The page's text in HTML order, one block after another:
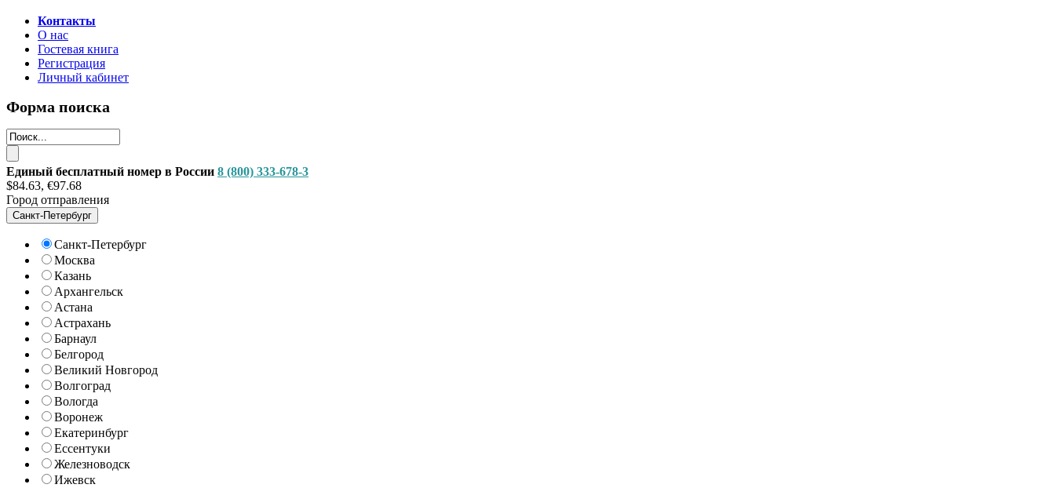
Контакты
О нас
Гостевая книга
Регистрация
Личный кабинет
Форма поиска
Единый бесплатный номер в России 8 (800) 333-678-3
$84.63, €97.68
Город отправления
Санкт-Петербург
Санкт-Петербург
Москва
Казань
Архангельск
Астана
Астрахань
Барнаул
Белгород
Великий Новгород
Волгоград
Вологда
Воронеж
Екатеринбург
Ессентуки
Железноводск
Ижевск